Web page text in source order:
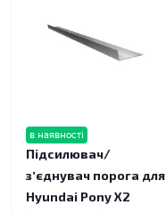
в наявності
Підсилювач/
зʼєднувач порога для
Hyundai Pony X2